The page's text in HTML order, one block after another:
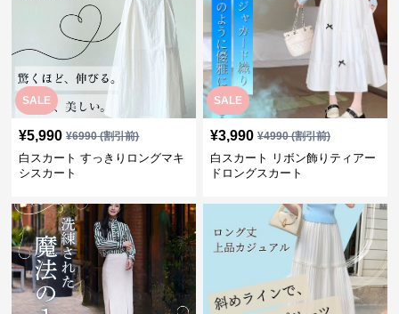
SALE
¥5,990 ¥6990(割引前)
白スカート すっきりロングマキ
シスカート
SALE
¥3,990 ¥4990(割引前)
白スカート リボン飾りティアー
ドロングスカート